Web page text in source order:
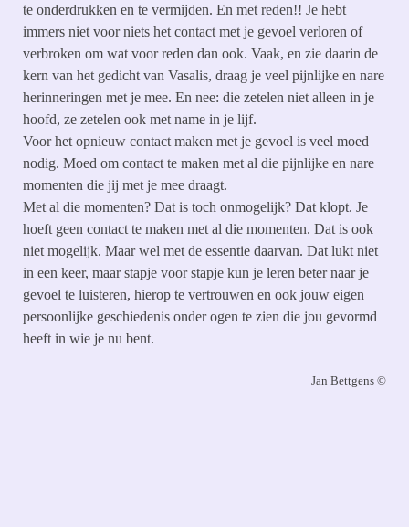
te onderdrukken en te vermijden. En met reden!! Je hebt
immers niet voor niets het contact met je gevoel verloren of
verbroken om wat voor reden dan ook. Vaak, en zie daarin de
kern van het gedicht van Vasalis, draag je veel pijnlijke en nare
herinneringen met je mee. En nee: die zetelen niet alleen in je
hoofd, ze zetelen ook met name in je lijf.
Voor het opnieuw contact maken met je gevoel is veel moed
nodig. Moed om contact te maken met al die pijnlijke en nare
momenten die jij met je mee draagt.
Met al die momenten? Dat is toch onmogelijk? Dat klopt. Je
hoeft geen contact te maken met al die momenten. Dat is ook
niet mogelijk. Maar wel met de essentie daarvan. Dat lukt niet
in een keer, maar stapje voor stapje kun je leren beter naar je
gevoel te luisteren, hierop te vertrouwen en ook jouw eigen
persoonlijke geschiedenis onder ogen te zien die jou gevormd
heeft in wie je nu bent.
Jan Bettgens ©